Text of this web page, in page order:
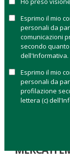
La
una variabile
rilevante:
mercati
una
Paesi con
adoperano
Paesi
MERCATI
Esprimo il mio
personali da
comunicazioni
secondo
dell'Informativa.
Esprimo il mio
personali da
profilazione
lettera (c)